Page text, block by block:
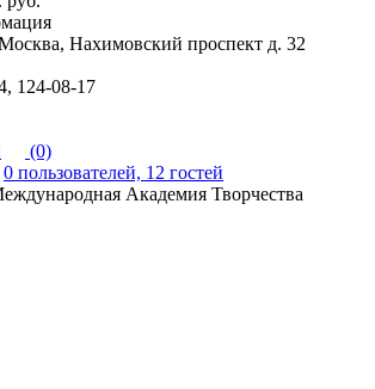
Нахимовский проспект д. 32
124-08-17
(0)
0 пользователей, 12 гостей
Академия Творчества